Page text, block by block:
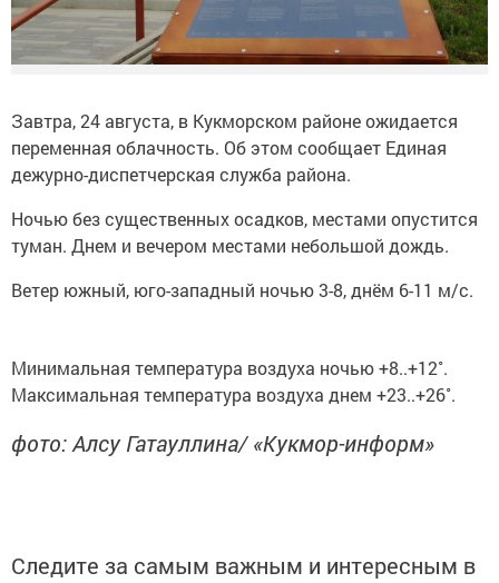
Завтра, 24 августа, в Кукморском районе ожидается
переменная облачность. Об этом сообщает Единая
дежурно-диспетчерская служба района.
Ночью без существенных осадков, местами опустится
туман. Днем и вечером местами небольшой дождь.
Ветер южный, юго-западный ночью 3-8, днём 6-11 м/с.
Минимальная температура воздуха ночью +8..+12˚.
Максимальная температура воздуха днем +23..+26˚.
фото: Алсу Гатауллина/ «Кукмор-информ»
Следите за самым важным и интересным в